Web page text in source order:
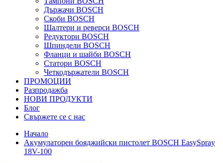
Държачи BOSCH
Скоби BOSCH
Шалтери и реверси BOSCH
Редуктори BOSCH
Шпиндели BOSCH
Фланци и шайби BOSCH
Статори BOSCH
Четкодържатели BOSCH
ПРОМОЦИИ
Разпродажба
НОВИ ПРОДУКТИ
Блог
Свържете се с нас
Начало
Акумулаторен бояджийски пистолет BOSCH EasySpray
18V-100